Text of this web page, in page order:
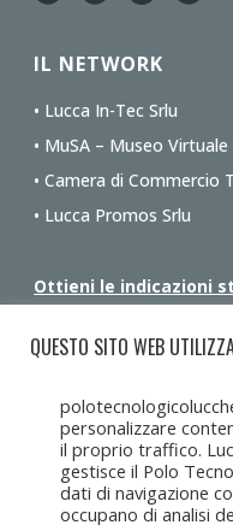
IL NETWORK
• Lucca In-Tec Srlu
• MuSA – Museo
• Camera di Commercio
• Lucca Promos Srlu
Ottieni le indicazioni
QUESTO SITO WEB
personalizzare
il proprio traffico.
gestisce il Polo
dati di navigazione
occupano di analisi